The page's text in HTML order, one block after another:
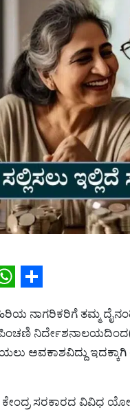
ಹಿರಿಯ ನಾಗರಿಕರಿಗೆ ತಮ್ಮ
ಇದಕ್ಕಾಗಿ
ಕೇಂದ್ರ ಸರಕಾರದ ವಿವಿಧ